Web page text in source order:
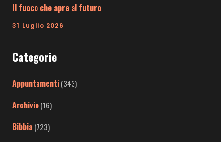
Il fuoco che apre al futuro
31 Luglio 2026
Categorie
Appuntamenti(343)
Archivio(16)
Bibbia (723)